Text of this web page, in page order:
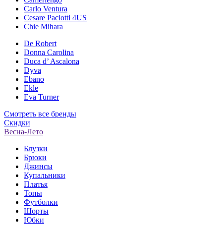
Carlo Ventura
Cesare Paciotti 4US
Chie Mihara
De Robert
Donna Carolina
Duca d’ Ascalona
Dyva
Ebano
Ekle
Eva Turner
Смотреть все бренды
Скидки
Весна-Лето
Блузки
Брюки
Джинсы
Купальники
Платья
Топы
Футболки
Шорты
Юбки